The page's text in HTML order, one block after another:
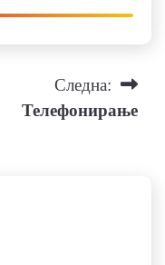
Следна:
Телефонирање